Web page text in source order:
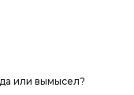
или вымысел?